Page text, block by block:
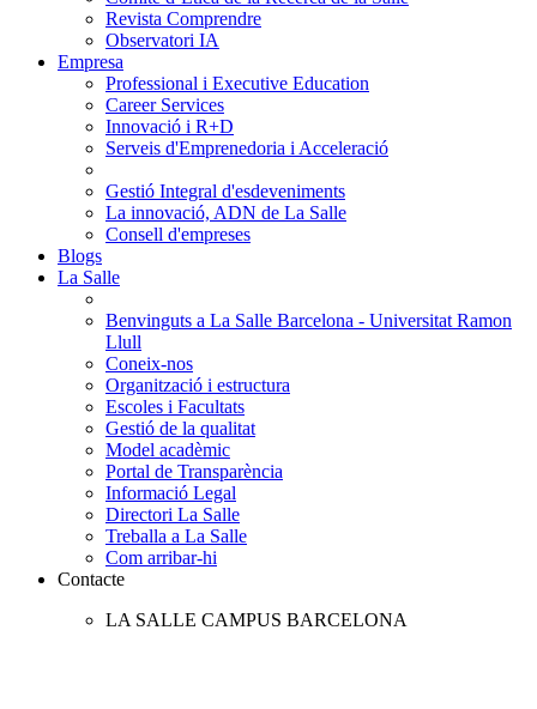
Revista Comprendre
Observatori IA
Empresa
Professional i Executive Education
Career Services
Innovació i R+D
Serveis d'Emprenedoria i Acceleració
Gestió Integral d'esdeveniments
La innovació, ADN de La Salle
Consell d'empreses
Blogs
La Salle
Benvinguts a La Salle Barcelona - Universitat Ramon
Llull
Coneix-nos
Organització i estructura
Escoles i Facultats
Gestió de la qualitat
Model acadèmic
Portal de Transparència
Informació Legal
Directori La Salle
Treballa a La Salle
Com arribar-hi
Contacte
LA SALLE CAMPUS BARCELONA